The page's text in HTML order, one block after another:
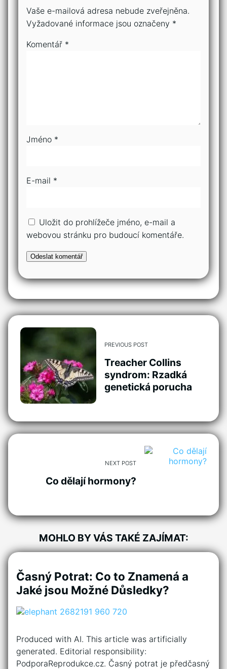
Vaše e-mailová adresa nebude zveřejněna.
Vyžadované informace jsou označeny *
Komentář *
Jméno *
E-mail *
Uložit do prohlížeče jméno, e-mail a
webovou stránku pro budoucí komentáře.
PREVIOUS POST
Treacher Collins
syndrom: Rzadká
genetická porucha
NEXT POST
Co dělají hormony?
MOHLO BY VÁS TAKÉ ZAJÍMAT:
Časný Potrat: Co to Znamená a
Jaké jsou Možné Důsledky?
Produced with AI. This article was artificially
generated. Editorial responsibility:
PodporaReprodukce.cz. Časný potrat je předčasný